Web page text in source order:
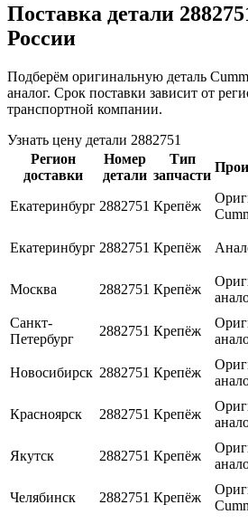
Поставка детали
России
Подберём оригинальную деталь
аналог. Срок поставки зависит от
транспортной компании.
Узнать цену детали 2882751
Регион
доставки
Номер
детали
Тип
запчасти
Екатеринбург 2882751 Крепёж
Екатеринбург 2882751 Крепёж
Москва 2882751 Крепёж
Санкт-
Петербург
2882751 Крепёж
Новосибирск 2882751 Крепёж
Красноярск 2882751 Крепёж
Якутск 2882751 Крепёж
Челябинск 2882751 Крепёж